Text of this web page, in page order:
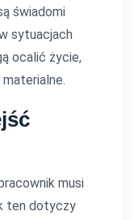
świadomi
sytuacjach
ocalić życie,
musi
ten dotyczy